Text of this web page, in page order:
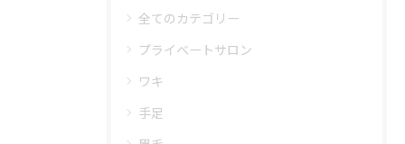
全てのカテゴリー
プライベートサロン
ワキ
手足